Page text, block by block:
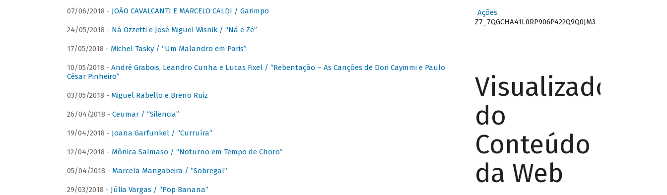
07/06/2018 - JOÃO CAVALCANTI E MARCELO CALDI / Garimpo
24/05/2018 - Ná Ozzetti e José Miguel Wisnik / “Ná e Zé”
17/05/2018 - Michel Tasky / “Um Malandro em Paris”
10/05/2018 - André Grabois, Leandro Cunha e Lucas Fixel / “Rebentação – As Canções de Dori Caymmi e Paulo
César Pinheiro”
03/05/2018 - Miguel Rabello e Breno Ruiz
26/04/2018 - Ceumar / “Silencia”
19/04/2018 - Joana Garfunkel / “Curruíra”
12/04/2018 - Mônica Salmaso / “Noturno em Tempo de Choro”
05/04/2018 - Marcela Mangabeira / “Sobregal”
29/03/2018 - Júlia Vargas / “Pop Banana”
Ações
Z7_7QGCHA41L0RP906P422Q9Q0JM3
Visualizador
do
Conteúdo
da Web